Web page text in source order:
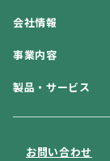
会社情報
事業内容
製品・サービス
お問い合わせ